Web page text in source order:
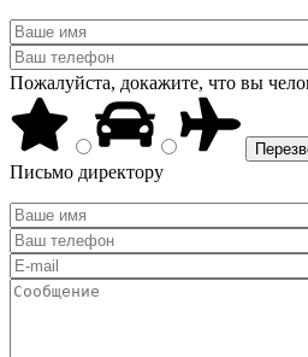
Пожалуйста, докажите, что вы
Письмо директору